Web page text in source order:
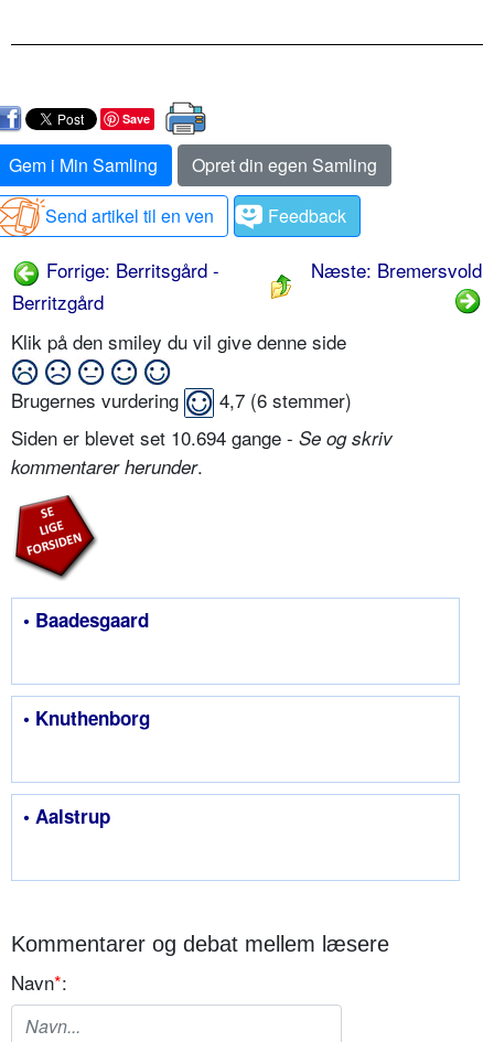
Save
Gem i Min Samling
Opret din egen Samling
Send artikel til en ven
Feedback
Forrige: Berritsgård -
Berritzgård
Næste: Bremersvold
Klik på den smiley du vil give denne side
Brugernes vurdering 4,7 (6 stemmer)
Siden er blevet set 10.694 gange - Se og skriv
kommentarer herunder.
• Baadesgaard
• Knuthenborg
• Aalstrup
Kommentarer og debat mellem læsere
Navn*: